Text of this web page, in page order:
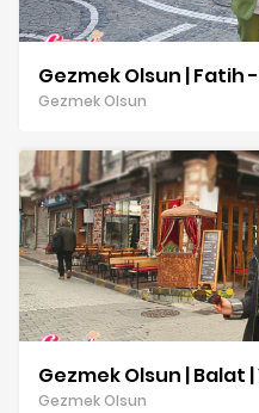
Gezmek Olsun | Fatih -
Gezmek Olsun
Gezmek Olsun | Balat |
Gezmek Olsun